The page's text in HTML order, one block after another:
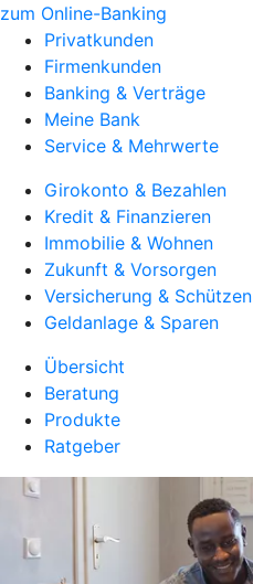
zum Online-Banking
Privatkunden
Firmenkunden
Banking & Verträge
Meine Bank
Service & Mehrwerte
Girokonto & Bezahlen
Kredit & Finanzieren
Immobilie & Wohnen
Zukunft & Vorsorgen
Versicherung & Schützen
Geldanlage & Sparen
Übersicht
Beratung
Produkte
Ratgeber